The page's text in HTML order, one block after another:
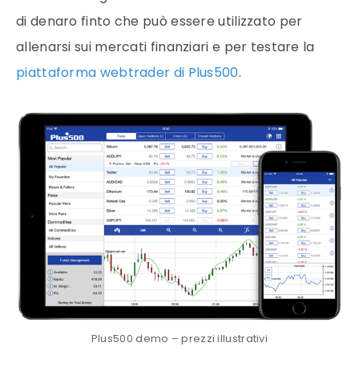
di denaro finto che può essere utilizzato per
allenarsi sui mercati finanziari e per testare la
piattaforma webtrader di Plus500.
Plus500 demo – prezzi illustrativi